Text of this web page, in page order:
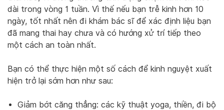
dài trong vòng 1 tuần. Vì thế nếu bạn trễ kinh hơn 10
ngày, tốt nhất nên đi khám bác sĩ để xác định liệu bạn
đã mang thai hay chưa và có hướng xử trí tiếp theo
một cách an toàn nhất.
Bạn có thể thực hiện một số cách để kinh nguyệt xuất
hiện trở lại sớm hơn như sau:
Giảm bớt căng thẳng: các kỹ thuật yoga, thiền, đi bộ